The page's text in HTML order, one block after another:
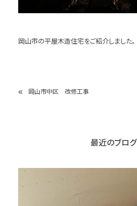
岡山市の平屋木造住宅をご紹介しました。
« 岡山市中区 改修工事
最近のブログ